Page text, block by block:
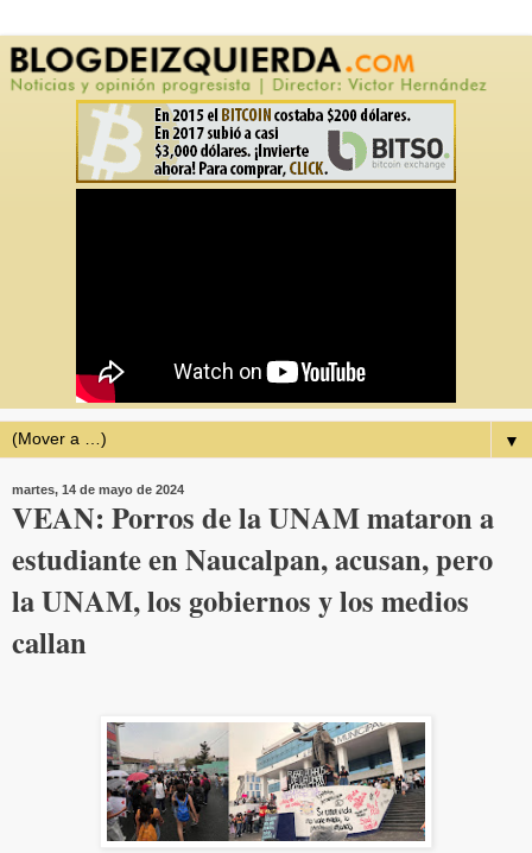
▼
martes, 14 de mayo de 2024
VEAN: Porros de la UNAM mataron a
estudiante en Naucalpan, acusan, pero
la UNAM, los gobiernos y los medios
callan